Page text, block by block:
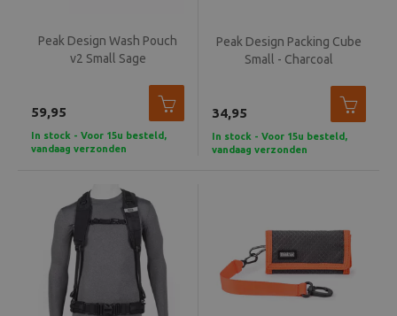
Peak Design Wash Pouch
v2 Small Sage
59,95
In stock - Voor 15u besteld,
vandaag verzonden
Peak Design Packing Cube
Small - Charcoal
34,95
In stock - Voor 15u besteld,
vandaag verzonden